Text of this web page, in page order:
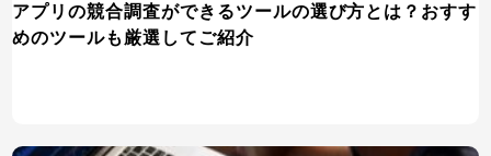
アプリの競合調査ができるツールの選び方とは？おすす
めのツールも厳選してご紹介